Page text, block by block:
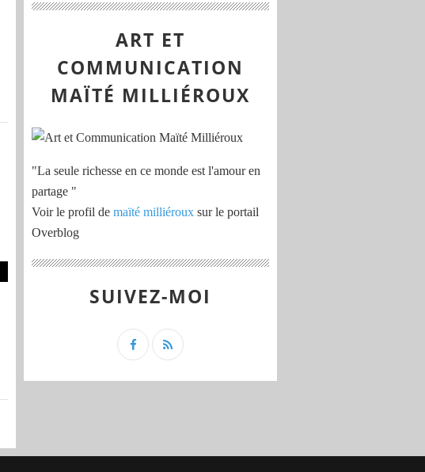
ART ET
COMMUNICATION
MAÏTÉ MILLIÉROUX
"La seule richesse en ce monde est l'amour en
partage "
Voir le profil de maïté milliéroux sur le portail
Overblog
SUIVEZ-MOI